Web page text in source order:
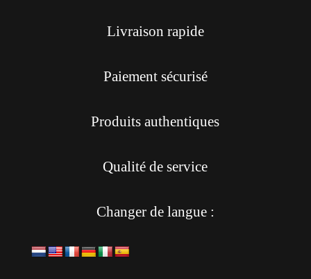
Livraison rapide
Paiement sécurisé
Produits authentiques
Qualité de service
Changer de langue :